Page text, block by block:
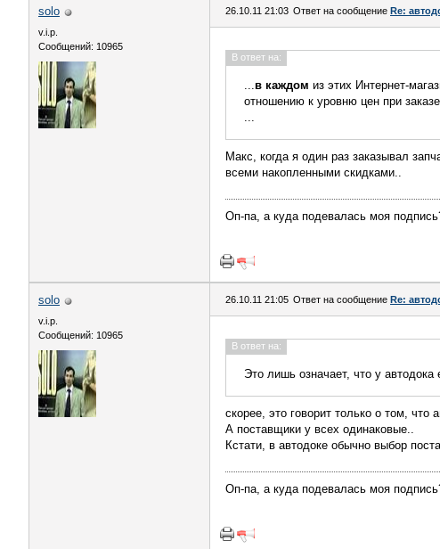
solo
v.i.p.
Сообщений: 10965
26.10.11 21:03 Ответ на сообщение Re:
В ответ на:
...в каждом из этих Интернет-
отношению к уровню цен при
...
Макс, когда я один раз заказывал
всеми накопленными скидками..
Оп-па, а куда подевалась моя
solo
v.i.p.
Сообщений: 10965
26.10.11 21:05 Ответ на сообщение Re:
В ответ на:
Это лишь означает, что у
скорее, это говорит только о том,
А поставщики у всех одинаковые..
Кстати, в автодоке обычно выбор
Оп-па, а куда подевалась моя